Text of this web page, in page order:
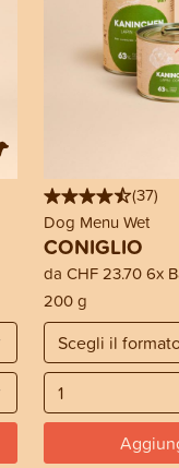
(37)
Dog Menu Wet
CONIGLIO
da CHF 23.706x
200 g